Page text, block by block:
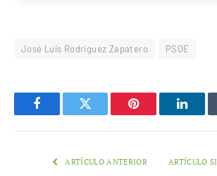
José Luis Rodríguez Zapatero PSOE
FacebookTwitter Pinterest
ARTÍCULO ANTERIOR ARTÍCULO